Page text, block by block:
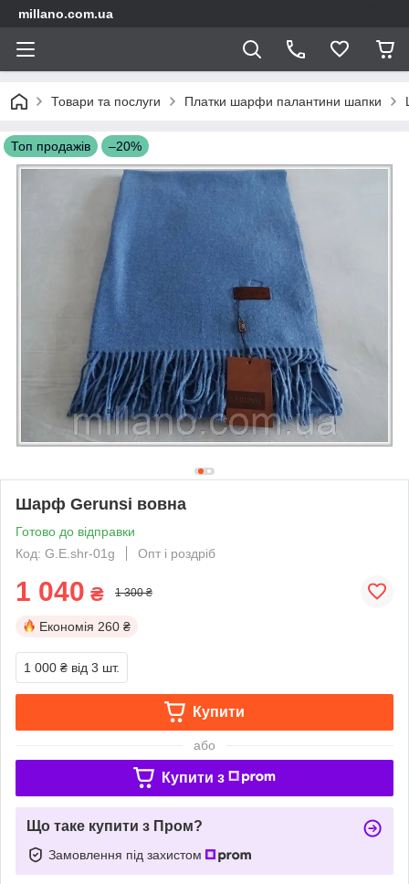
millano.com.ua
Товари та послуги Платки шарфи палантини шапки
Топ продажів –20%
Шарф Gerunsi вовна
Готово до відправки
Код: G.E.shr-01g
Опт і роздріб
1 040 ₴ 1 300 ₴
Економія 260 ₴
1 000 ₴ від 3 шт.
Купити
або
Купити з
Що таке купити з Пром?
Замовлення під захистом